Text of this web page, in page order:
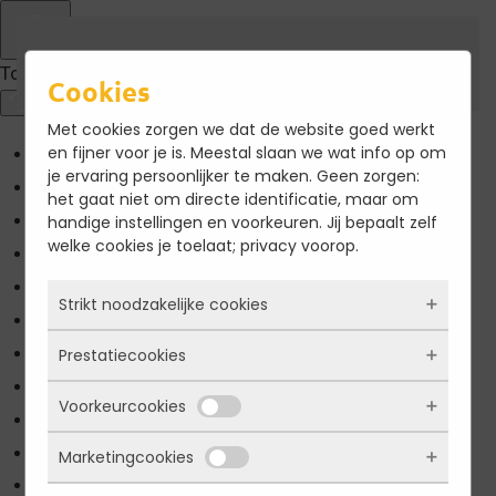
Toegankelijkheid
Kleuren omkeren
Monochroom
Donker contrast
Licht contrast
Links markeren
Titels markeren
Lees modus
Pagina schaling 100%
Cookies
Met cookies zorgen we dat de website goed werkt
en fijner voor je is. Meestal slaan we wat info op om
je ervaring persoonlijker te maken. Geen zorgen:
het gaat niet om directe identificatie, maar om
handige instellingen en voorkeuren. Jij bepaalt zelf
welke cookies je toelaat; privacy voorop.
Strikt noodzakelijke cookies
Deze cookies zorgen ervoor dat de website
überhaupt werkt. Ze zijn dus altijd actief en
kunnen niet worden uitgezet. Meestal worden
ze alleen geplaatst als jij iets doet, zoals
inloggen, een formulier invullen of je
privacyvoorkeuren opslaan. Je kunt je browser
Prestatiecookies
Met deze cookies zien we hoe vaak onze site
bezocht wordt, waar bezoekers vandaan
komen en welke pagina’s populair zijn. Zo
kunnen we de website blijven verbeteren.
Voorkeurcookies
Deze cookies onthouden jouw voorkeuren.
Bijvoorbeeld taalkeuze of ingevulde gegevens.
Marketingcookies